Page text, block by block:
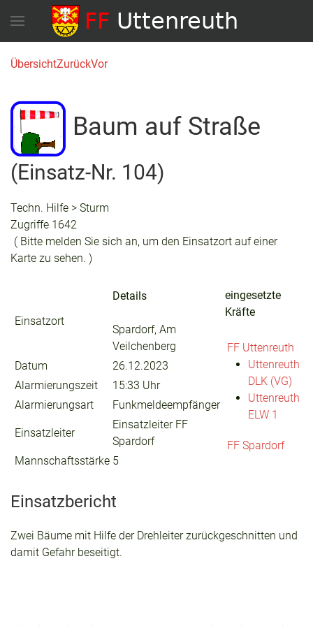
ÜbersichtZurückVor
Baum auf Straße
(Einsatz-Nr. 104)
Techn. Hilfe > Sturm
Zugriffe 1642
( Bitte melden Sie sich an, um den Einsatzort auf einer
Karte zu sehen. )
Einsatzort
Details
Spardorf, Am
Veilchenberg
Datum
26.12.2023
Alarmierungszeit
15:33 Uhr
Alarmierungsart
Funkmeldeempfänger
Einsatzleiter
Einsatzleiter FF
Spardorf
Mannschaftsstärke 5
eingesetzte
Kräfte
FF Uttenreuth
Uttenreuth
DLK (VG)
Uttenreuth
ELW 1
FF Spardorf
Einsatzbericht
Zwei Bäume mit Hilfe der Drehleiter zurückgeschnitten und
damit Gefahr beseitigt.